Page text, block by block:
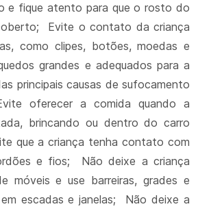
e fique atento para que o rosto do
Evite o contato da criança
como clipes, botões, moedas e
grandes e adequados para a
principais causas de sufocamento
oferecer a comida quando a
brincando ou dentro do carro
que a criança tenha contato com
e fios; Não deixe a criança
móveis e use barreiras, grades e
escadas e janelas; Não deixe a